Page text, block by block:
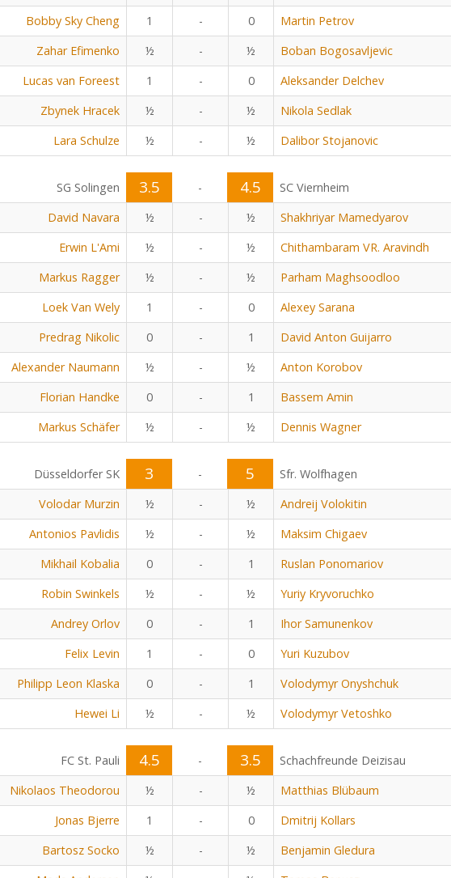
Bobby Sky Cheng 1 - 0 Martin Petrov
Zahar Efimenko ½ - ½ Boban Bogosavljevic
Lucas van Foreest 1 - 0 Aleksander Delchev
Zbynek Hracek ½ - ½ Nikola Sedlak
Lara Schulze ½ - ½ Dalibor Stojanovic
SG Solingen 3.5 - 4.5
SC Viernheim
David Navara ½ - ½ Shakhriyar Mamedyarov
Erwin L'Ami ½ - ½ Chithambaram VR. Aravindh
Markus Ragger ½ - ½ Parham Maghsoodloo
Loek Van Wely 1 - 0 Alexey Sarana
Predrag Nikolic 0 - 1 David Anton Guijarro
Alexander Naumann ½ - ½ Anton Korobov
Florian Handke 0 - 1 Bassem Amin
Markus Schäfer ½ - ½ Dennis Wagner
Düsseldorfer SK 3 - 5
Sfr. Wolfhagen
Volodar Murzin ½ - ½ Andreij Volokitin
Antonios Pavlidis ½ - ½ Maksim Chigaev
Mikhail Kobalia 0 - 1 Ruslan Ponomariov
Robin Swinkels ½ - ½ Yuriy Kryvoruchko
Andrey Orlov 0 - 1 Ihor Samunenkov
Felix Levin 1 - 0 Yuri Kuzubov
Philipp Leon Klaska 0 - 1 Volodymyr Onyshchuk
Hewei Li ½ - ½ Volodymyr Vetoshko
FC St. Pauli 4.5 - 3.5
Schachfreunde Deizisau
Nikolaos Theodorou ½ - ½ Matthias Blübaum
Jonas Bjerre 1 - 0 Dmitrij Kollars
Bartosz Socko ½ - ½ Benjamin Gledura